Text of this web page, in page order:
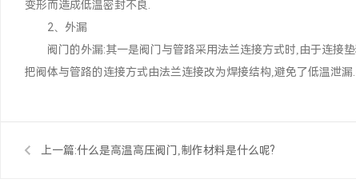
变形而造成低温密封不良.
2、外漏
阀门的外漏:其一是阀门与管路采用法兰连接方式时,由于连接垫
把阀体与管路的连接方式由法兰连接改为焊接结构,避免了低温泄漏
上一篇:什么是高温高压阀门,制作材料是什么呢?